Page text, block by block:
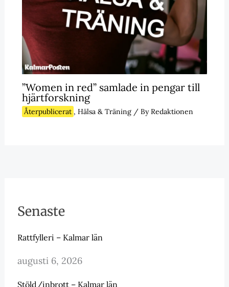
”Women in red” samlade in pengar till
hjärtforskning
Återpublicerat , Hälsa & Träning/ ByRedaktionen
Senaste
Rattfylleri – Kalmar län
augusti 6, 2026
Stöld/inbrott – Kalmar län